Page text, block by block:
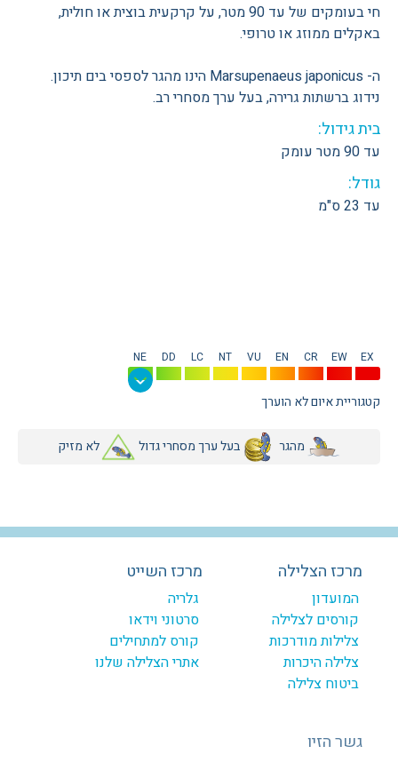
חי בעומקים של עד 90 מטר, על קרקעית בוצית או חולית,
באקלים ממוזג או טרופי.
ה- Marsupenaeus japonicus הינו מהגר לספסי בים תיכון.
נידוג ברשתות גרירה, בעל ערך מסחרי רב.
בית גידול:
עד 90 מטר עומק
גודל:
עד 23 ס"מ
EX
EW
CR
EN
VU
NT
LC
DD
NE
קטגוריית איום לא הוערך
מהגר בעל ערך מסחרי גדול לא מזיק
מרכז הצלילה
המועדון
קורסים לצלילה
צלילות מודרכות
צלילה היכרות
ביטוח צלילה
מרכז השייט
גלריה
סרטוני וידאו
קורס למתחילים
אתרי הצלילה שלנו
גשר הזיו